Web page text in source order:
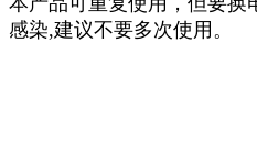
感染,建议不要多次使用。